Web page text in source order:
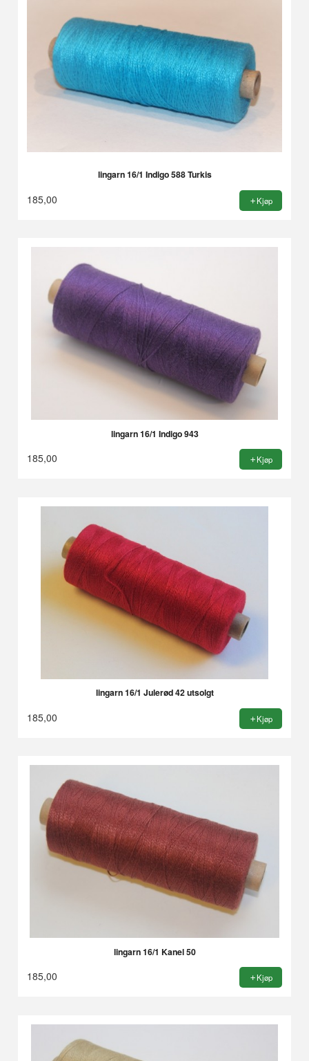
lingarn 16/1 Indigo 588 Turkis
185,00 Kjøp
lingarn 16/1 Indigo 943
185,00 Kjøp
lingarn 16/1 Julerød 42 utsolgt
185,00 Kjøp
lingarn 16/1 Kanel 50
185,00 Kjøp